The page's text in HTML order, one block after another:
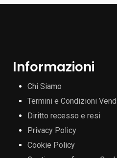
Informazioni
Chi Siamo
Termini e Condizioni
Diritto recesso e resi
Privacy Policy
Cookie Policy